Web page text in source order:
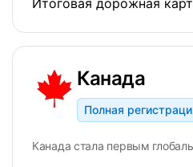
Итоговая дорожная
Канада
Полная
Канада стала первым